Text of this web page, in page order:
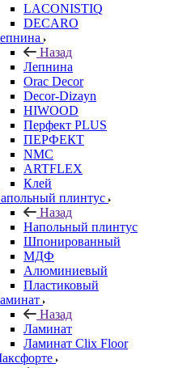
LACONISTIQ
DECARO
Назад
Лепнина
Orac Decor
Decor-Dizayn
HIWOOD
Перфект PLUS
ПЕРФЕКТ
NMC
ARTFLEX
Клей
плинтус
Назад
Напольный плинтус
Шпонированный
МДФ
Алюминиевый
Пластиковый
Назад
Ламинат
Ламинат Clix Floor